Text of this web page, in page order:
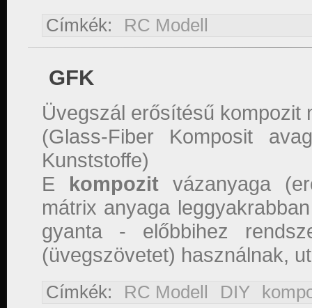
Címkék: RC Modell
GFK
Üvegszál erősítésű kompozit
(Glass-Fiber Komposit
Kunststoffe)
E kompozit vázanyaga
mátrix anyaga
gyanta - előbbihez
(üvegszövetet) használnak,
Címkék: RC Modell DIY